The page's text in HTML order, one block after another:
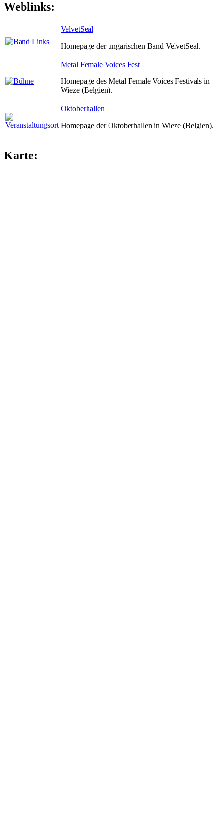
Weblinks:
VelvetSeal
Homepage der ungarischen Band VelvetSeal.
Metal Female Voices Fest
Homepage des Metal Female Voices Festivals in
Wieze (Belgien).
Oktoberhallen
Homepage der Oktoberhallen in Wieze (Belgien).
Karte: